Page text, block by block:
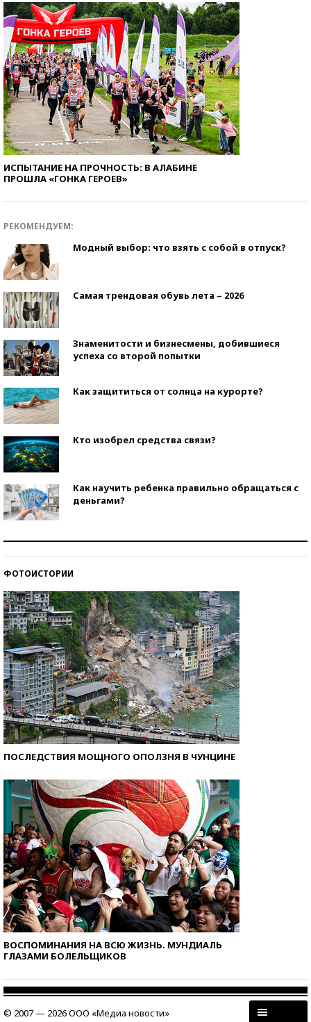
ИСПЫТАНИЕ НА ПРОЧНОСТЬ: В АЛАБИНЕ
ПРОШЛА «ГОНКА ГЕРОЕВ»
РЕКОМЕНДУЕМ:
Модный выбор: что взять с собой в отпуск?
Самая трендовая обувь лета – 2026
Знаменитости и бизнесмены, добившиеся
успеха со второй попытки
Как защититься от солнца на курорте?
Кто изобрел средства связи?
Как научить ребенка правильно обращаться с
деньгами?
ФОТОИСТОРИИ
ПОСЛЕДСТВИЯ МОЩНОГО ОПОЛЗНЯ В ЧУНЦИНЕ
ВОСПОМИНАНИЯ НА ВСЮ ЖИЗНЬ. МУНДИАЛЬ
ГЛАЗАМИ БОЛЕЛЬЩИКОВ
© 2007 — 2026 ООО «Медиа новости»